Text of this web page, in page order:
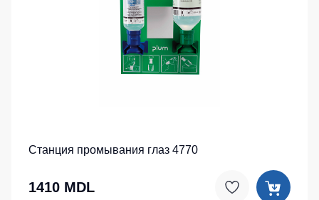
Станция промывания глаз 4770
1410 MDL